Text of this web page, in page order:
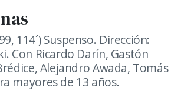
114´) Suspenso. Dirección:
Con Ricardo Darín, Gastón
Alejandro Awada, Tomás
mayores de 13 años.